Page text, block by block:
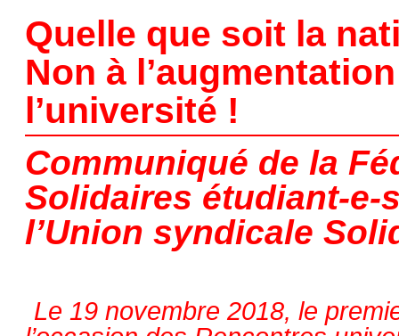
Quelle que soit la
Non à
l’université !
Communiqué de la
Solidaires étudiant-e-
l’Union syndicale
Le 19 novembre 2018, le